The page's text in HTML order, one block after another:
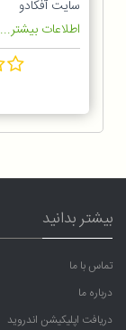
سایت آفکادو
اطلاعات بیشتر...
بیشتر بدانید
تماس با ما
درباره ما
دریافت اپلیکیشن اندروید